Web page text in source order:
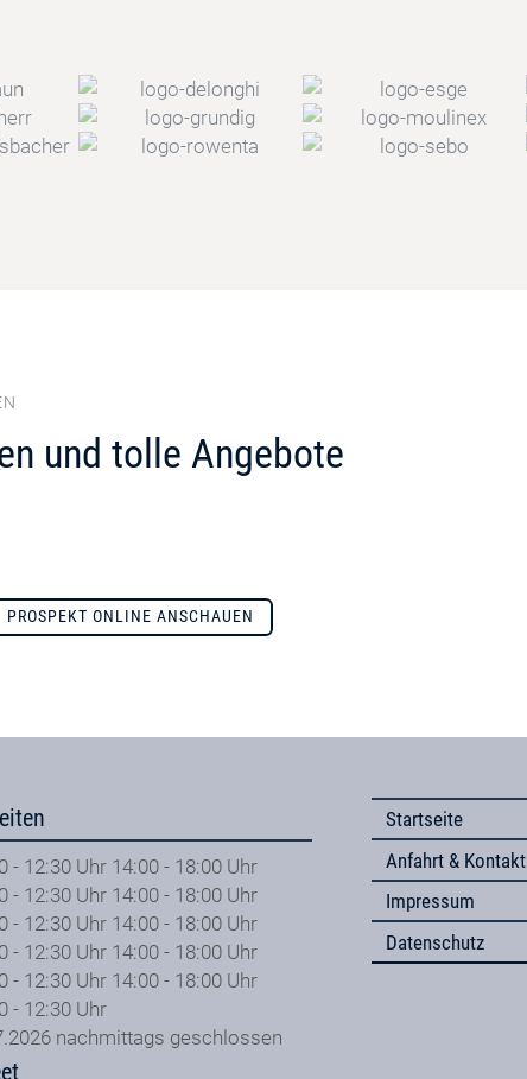
und tolle Angebote
PROSPEKT ONLINE ANSCHAUEN
- 12:30 Uhr 14:00 - 18:00 Uhr
- 12:30 Uhr 14:00 - 18:00 Uhr
- 12:30 Uhr 14:00 - 18:00 Uhr
- 12:30 Uhr 14:00 - 18:00 Uhr
- 12:30 Uhr 14:00 - 18:00 Uhr
- 12:30 Uhr
nachmittags geschlossen
Startseite
Anfahrt & Kontakt
Impressum
Datenschutz